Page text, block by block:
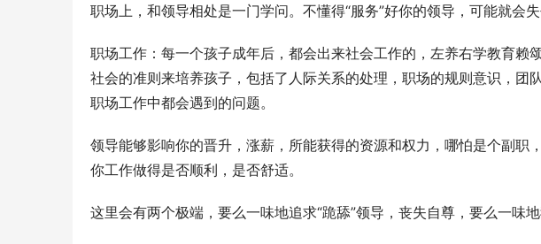
职场上，和领导相处是一门学问。不懂得“服务”好你的领导，可能就会失
职场工作：每一个孩子成年后，都会出来社会工作的，左养右学教育赖
社会的准则来培养孩子，包括了人际关系的处理，职场的规则意识，团
职场工作中都会遇到的问题。
领导能够影响你的晋升，涨薪，所能获得的资源和权力，哪怕是个副职
你工作做得是否顺利，是否舒适。
这里会有两个极端，要么一味地追求“跪舔”领导，丧失自尊，要么一味地